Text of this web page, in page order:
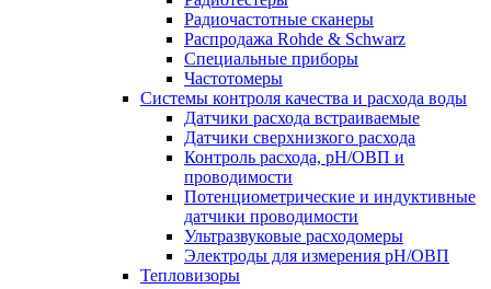
Радиочастотные сканеры
Распродажа Rohde & Schwarz
Специальные приборы
Частотомеры
Системы контроля качества и расхода воды
Датчики расхода встраиваемые
Датчики сверхнизкого расхода
Контроль расхода, pH/ОВП и
проводимости
Потенциометрические и индуктивные
датчики проводимости
Ультразвуковые расходомеры
Электроды для измерения рH/ОВП
Тепловизоры